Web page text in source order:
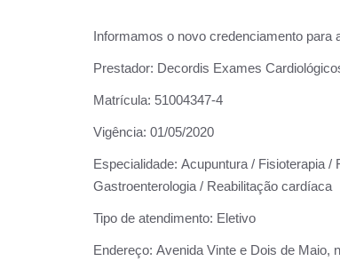
Informamos o novo credenciamento
Prestador: Decordis Exames
Matrícula: 51004347-4
Vigência: 01/05/2020
Especialidade: Acupuntura / Fisioterapia /
Gastroenterologia / Reabilitação cardíaca
Tipo de atendimento: Eletivo
Endereço: Avenida Vinte e Dois de Maio,